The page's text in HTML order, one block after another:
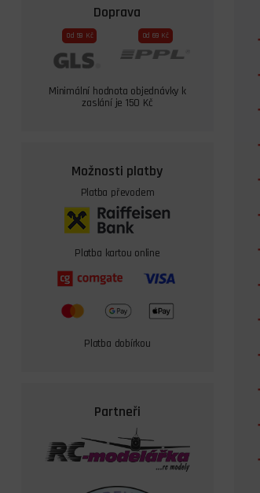
Doprava
Od 59 Kč Od 69 Kč
Minimální hodnota objednávky k
zaslání je 150 Kč
Možnosti platby
Platba převodem
Platba kartou online
Platba dobírkou
Partneři